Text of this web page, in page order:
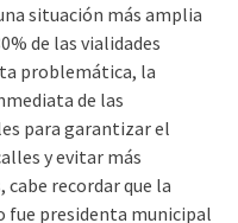
situación más amplia
de las vialidades
problemática, la
de las
para garantizar el
y evitar más
cabe recordar que la
fue presidenta municipal